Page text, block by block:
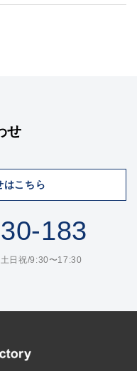
せ
はこちら
183
日祝/9:30〜17:30